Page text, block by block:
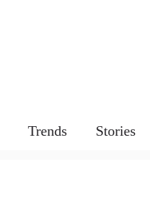
Trends Stories